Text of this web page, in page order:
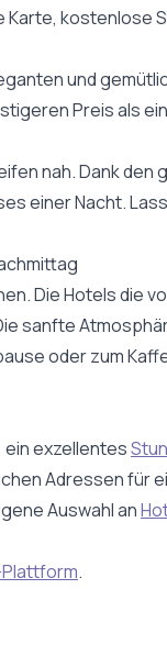
kostenlose
und
Preis als
nah. Dank den
einer Nacht.
Die Hotels die
sanfte
oder zum
ein exzellentes
Adressen für
Auswahl an
.